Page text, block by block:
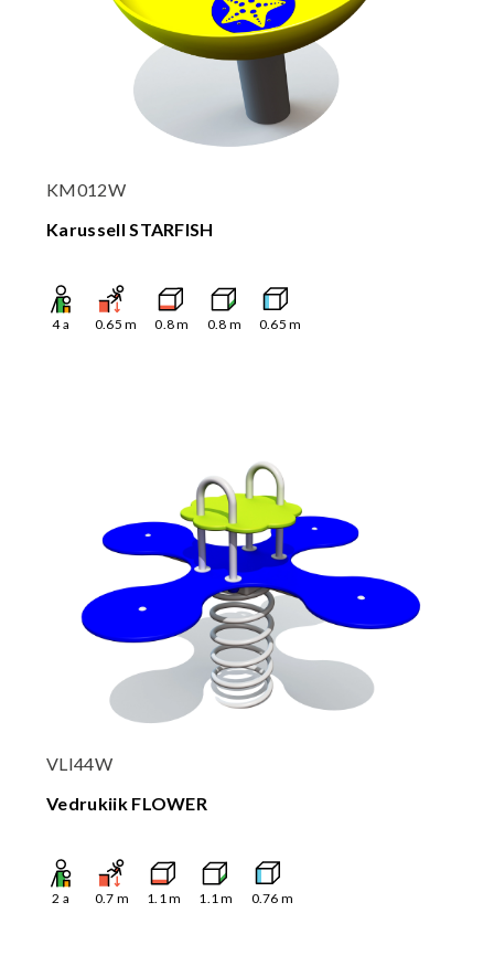
KM012W
Karussell STARFISH
4a 0.65 m 0.8m 0.8 m 0.65 m
VLI44W
Vedrukiik FLOWER
2 a 0.7 m 1.1m 1.1m 0.76 m